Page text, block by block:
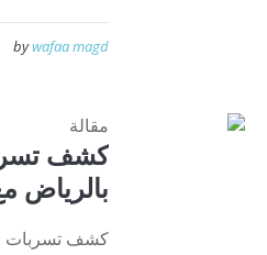
bywafaa magd
مقالة
كشف
بالرياض
كشف تسربات